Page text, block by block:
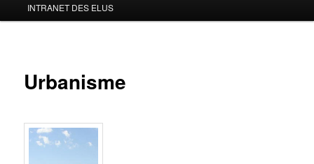
INTRANET DES ELUS
Urbanisme